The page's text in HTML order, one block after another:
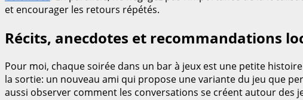
et encourager les retours répétés.
Récits, anecdotes et recommandations
Pour moi, chaque soirée dans un bar à jeux est une petite
la sortie: un nouveau ami qui propose une variante du jeu que
aussi observer comment les conversations se créent autour des